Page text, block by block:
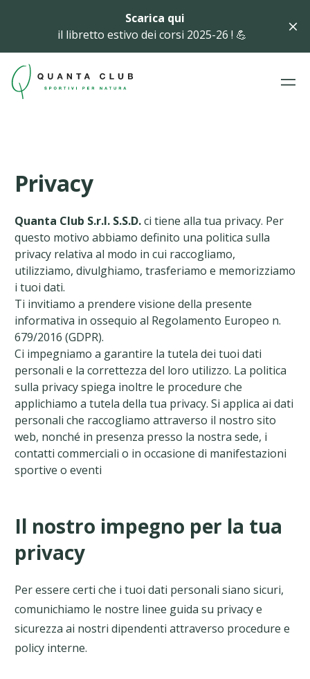
Scarica qui
il libretto estivo dei corsi 2025-26 ! 💪
Privacy
Quanta Club S.r.l. S.S.D.ci tiene alla tua privacy. Per
questo motivo abbiamo definito una politica sulla
privacy relativa al modo in cui raccogliamo,
utilizziamo, divulghiamo, trasferiamo e memorizziamo
i tuoi dati.
Ti invitiamo a prendere visione della presente
informativa in ossequio al Regolamento Europeo n.
679/2016 (GDPR).
Ci impegniamo a garantire la tutela dei tuoi dati
personali e la correttezza del loro utilizzo. La politica
sulla privacy spiega inoltre le procedure che
applichiamo a tutela della tua privacy. Si applica ai dati
personali che raccogliamo attraverso il nostro sito
web, nonché in presenza presso la nostra sede, i
contatti commerciali o in occasione di manifestazioni
sportive o eventi
Il nostro impegno per la tua
privacy
Per essere certi che i tuoi dati personali siano sicuri,
comunichiamo le nostre linee guida su privacy e
sicurezza ai nostri dipendenti attraverso procedure e
policy interne.